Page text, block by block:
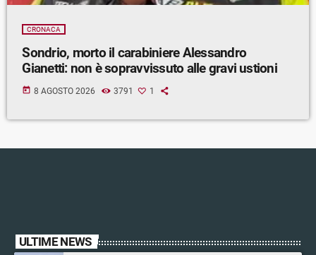
CRONACA
Sondrio, morto il carabiniere Alessandro
Gianetti: non è sopravvissuto alle gravi ustioni
today 8 AGOSTO 2026 3791 1
ULTIME NEWS